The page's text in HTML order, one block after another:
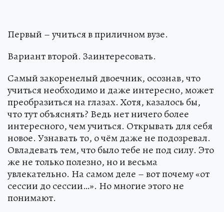
Первый – учиться в приличном вузе.
Вариант второй. Заинтересовать.
Самый закоренелый двоечник, осознав, что
учиться необходимо и даже интересно, может
преобразиться на глазах. Хотя, казалось бы,
что тут объяснять? Ведь нет ничего более
интересного, чем учиться. Открывать для себя
новое. Узнавать то, о чём даже не подозревал.
Овладевать тем, что было тебе не под силу. Это
же не только полезно, но и весьма
увлекательно. На самом деле – вот почему «от
сессии до сессии…». Но многие этого не
понимают.